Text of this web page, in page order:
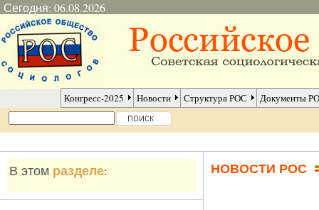
Сегодня: 06.08.2026
Конгресс-2025 Новости Структура РОС Документы
В этом разделе: НОВОСТИ РОС